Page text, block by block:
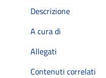
Descrizione
A cura di
Allegati
Contenuti correlati